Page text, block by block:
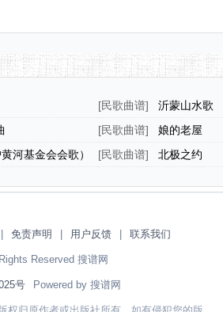
[民歌曲谱]
沂蒙山水歌
[民歌曲谱]
娘的老屋
河基金会会歌） [民歌曲谱] 北极之约
免责声明 用户反馈 联系我们
Reserved 搜谱网
号 Powered by 搜谱网